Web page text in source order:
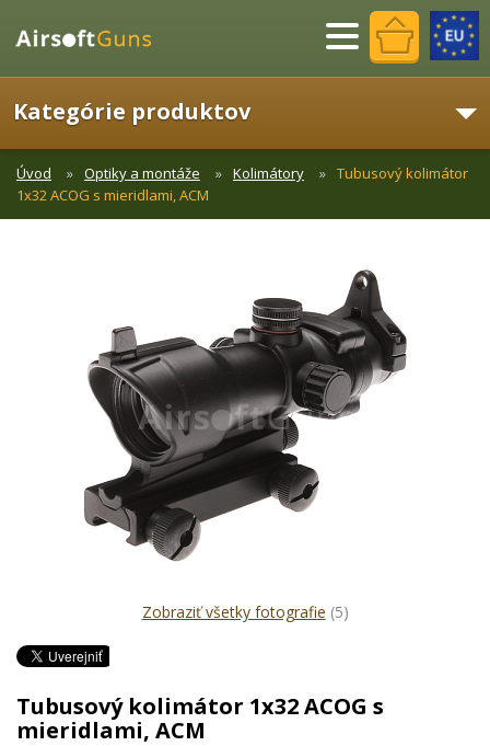
Menu
Kategórie produktov
Úvod Optiky a montáže Kolimátory
Tubusový kolimátor
1x32 ACOG s mieridlami, ACM
Zobraziť všetky fotografie (5)
Tubusový kolimátor 1x32 ACOG s
mieridlami, ACM